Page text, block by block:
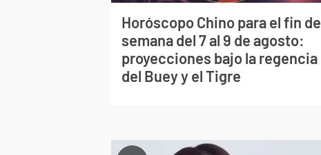
Horóscopo Chino para el fin de
semana del 7 al 9 de agosto:
proyecciones bajo la regencia
del Buey y el Tigre